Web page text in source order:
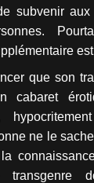
subvenir
que son
cabaret
ne le
transgenre